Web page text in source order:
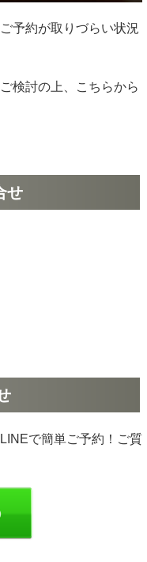
予約が取りづらい状況
検討の上、こちらから
せ
で簡単ご予約！ご質